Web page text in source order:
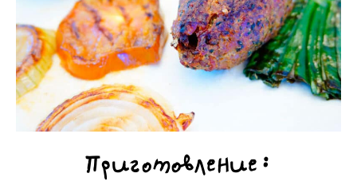
Приготовление: